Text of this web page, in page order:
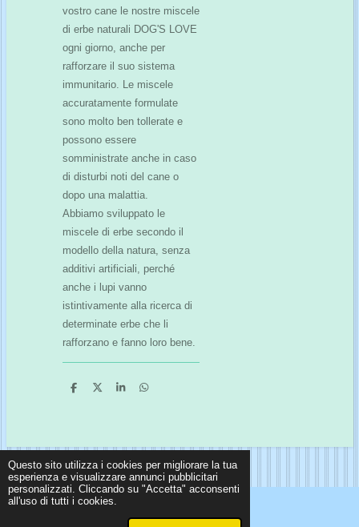
Questo sito utilizza i cookies per migliorare la tua
esperienza e visualizzare annunci pubblicitari
personalizzati. Cliccando su "Accetta" acconsenti
all'uso di tutti i cookies.
vostro cane le nostre miscele
di erbe naturali DOG'S LOVE
ogni giorno, anche per
rafforzare il suo sistema
immunitario. Le miscele
accuratamente formulate
sono molto ben tollerate e
possono essere
somministrate anche in caso
di disturbi noti del cane o
dopo una malattia.
Abbiamo sviluppato le
miscele di erbe secondo il
modello della natura, senza
additivi artificiali, perché
anche i lupi vanno
istintivamente alla ricerca di
determinate erbe che li
rafforzano e fanno loro bene.
C
d
i
C
d
i
C
d
i
C
d
i